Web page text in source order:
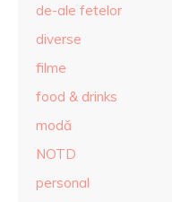
de-ale fetelor
diverse
filme
food & drinks
modă
NOTD
personal